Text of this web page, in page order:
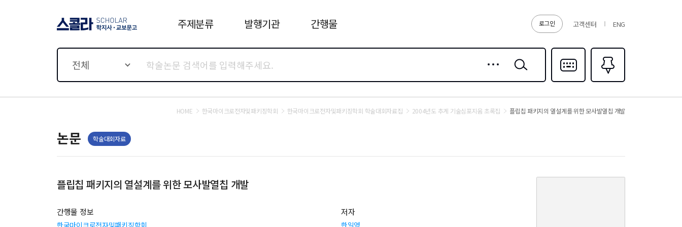
로그인 고객센터 ENG
주제분류 발행기관 간행물
전체
검색
다국어입력
즐겨찾기0
HOME 한국마이크로전자및패키징학회 한국마이크로전자및패키징학회 학술대회자료집 2004년도 추계 기술심포지움 초록집 플립칩 패키지의 열설계를 위한 모사발열칩 개발
논문 학술대회자료
플립칩 패키지의 열설계를 위한 모사발열칩 개발
간행물 정보 저자